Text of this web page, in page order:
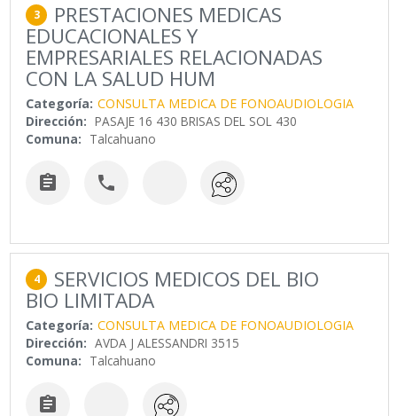
3 PRESTACIONES MEDICAS
EDUCACIONALES Y
EMPRESARIALES RELACIONADAS
CON LA SALUD HUM
Categoría: CONSULTA MEDICA DE FONOAUDIOLOGIA
Dirección: PASAJE 16 430 BRISAS DEL SOL 430
Comuna: Talcahuano
 
4 SERVICIOS MEDICOS DEL BIO
BIO LIMITADA
Categoría: CONSULTA MEDICA DE FONOAUDIOLOGIA
Dirección: AVDA J ALESSANDRI 3515
Comuna: Talcahuano
